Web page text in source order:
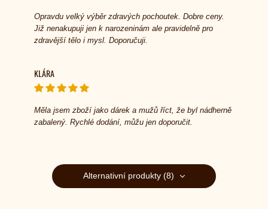
Opravdu velký výběr zdravých pochoutek. Dobre ceny.
Již nenakupuji jen k narozeninám ale pravidelně pro
zdravější tělo i mysl. Doporučuji.
KLÁRA
Měla jsem zboží jako dárek a mužů říct, že byl nádherně
zabalený. Rychlé dodání, můžu jen doporučit.
Alternativní produkty (8)